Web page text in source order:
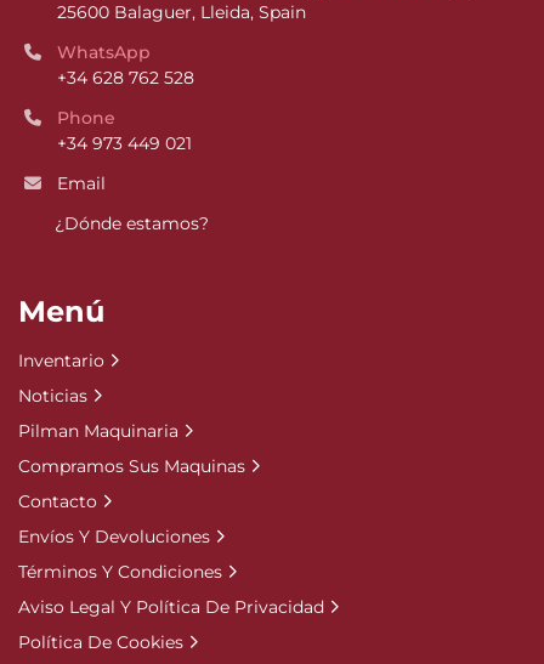
25600 Balaguer, Lleida, Spain
WhatsApp
+34 628 762 528
Phone
+34 973 449 021
Email
¿Dónde estamos?
Menú
Inventario
Noticias
Pilman Maquinaria
Compramos Sus Maquinas
Contacto
Envíos Y Devoluciones
Términos Y Condiciones
Aviso Legal Y Política De Privacidad
Política De Cookies